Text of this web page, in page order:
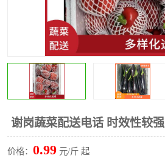
谢岗蔬菜配送电话 时效性较强
价格： 0.99 元/斤 起